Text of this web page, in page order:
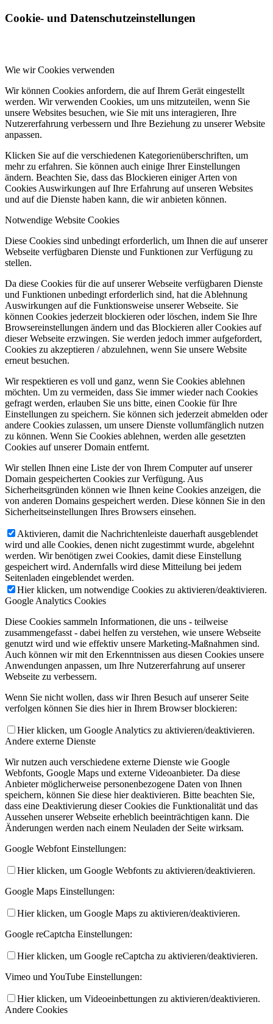
Cookie- und Datenschutzeinstellungen
Wie wir Cookies verwenden
Wir können Cookies anfordern, die auf Ihrem Gerät eingestellt
werden. Wir verwenden Cookies, um uns mitzuteilen, wenn Sie
unsere Websites besuchen, wie Sie mit uns interagieren, Ihre
Nutzererfahrung verbessern und Ihre Beziehung zu unserer Website
anpassen.
Klicken Sie auf die verschiedenen Kategorienüberschriften, um
mehr zu erfahren. Sie können auch einige Ihrer Einstellungen
ändern. Beachten Sie, dass das Blockieren einiger Arten von
Cookies Auswirkungen auf Ihre Erfahrung auf unseren Websites
und auf die Dienste haben kann, die wir anbieten können.
Notwendige Website Cookies
Diese Cookies sind unbedingt erforderlich, um Ihnen die auf unserer
Webseite verfügbaren Dienste und Funktionen zur Verfügung zu
stellen.
Da diese Cookies für die auf unserer Webseite verfügbaren Dienste
und Funktionen unbedingt erforderlich sind, hat die Ablehnung
Auswirkungen auf die Funktionsweise unserer Webseite. Sie
können Cookies jederzeit blockieren oder löschen, indem Sie Ihre
Browsereinstellungen ändern und das Blockieren aller Cookies auf
dieser Webseite erzwingen. Sie werden jedoch immer aufgefordert,
Cookies zu akzeptieren / abzulehnen, wenn Sie unsere Website
erneut besuchen.
Wir respektieren es voll und ganz, wenn Sie Cookies ablehnen
möchten. Um zu vermeiden, dass Sie immer wieder nach Cookies
gefragt werden, erlauben Sie uns bitte, einen Cookie für Ihre
Einstellungen zu speichern. Sie können sich jederzeit abmelden oder
andere Cookies zulassen, um unsere Dienste vollumfänglich nutzen
zu können. Wenn Sie Cookies ablehnen, werden alle gesetzten
Cookies auf unserer Domain entfernt.
Wir stellen Ihnen eine Liste der von Ihrem Computer auf unserer
Domain gespeicherten Cookies zur Verfügung. Aus
Sicherheitsgründen können wie Ihnen keine Cookies anzeigen, die
von anderen Domains gespeichert werden. Diese können Sie in den
Sicherheitseinstellungen Ihres Browsers einsehen.
Aktivieren, damit die Nachrichtenleiste dauerhaft ausgeblendet
wird und alle Cookies, denen nicht zugestimmt wurde, abgelehnt
werden. Wir benötigen zwei Cookies, damit diese Einstellung
gespeichert wird. Andernfalls wird diese Mitteilung bei jedem
Seitenladen eingeblendet werden.
Hier klicken, um notwendige Cookies zu aktivieren/deaktivieren.
Google Analytics Cookies
Diese Cookies sammeln Informationen, die uns - teilweise
zusammengefasst - dabei helfen zu verstehen, wie unsere Webseite
genutzt wird und wie effektiv unsere Marketing-Maßnahmen sind.
Auch können wir mit den Erkenntnissen aus diesen Cookies unsere
Anwendungen anpassen, um Ihre Nutzererfahrung auf unserer
Webseite zu verbessern.
Wenn Sie nicht wollen, dass wir Ihren Besuch auf unserer Seite
verfolgen können Sie dies hier in Ihrem Browser blockieren:
Hier klicken, um Google Analytics zu aktivieren/deaktivieren.
Andere externe Dienste
Wir nutzen auch verschiedene externe Dienste wie Google
Webfonts, Google Maps und externe Videoanbieter. Da diese
Anbieter möglicherweise personenbezogene Daten von Ihnen
speichern, können Sie diese hier deaktivieren. Bitte beachten Sie,
dass eine Deaktivierung dieser Cookies die Funktionalität und das
Aussehen unserer Webseite erheblich beeinträchtigen kann. Die
Änderungen werden nach einem Neuladen der Seite wirksam.
Google Webfont Einstellungen:
Hier klicken, um Google Webfonts zu aktivieren/deaktivieren.
Google Maps Einstellungen:
Hier klicken, um Google Maps zu aktivieren/deaktivieren.
Google reCaptcha Einstellungen:
Hier klicken, um Google reCaptcha zu aktivieren/deaktivieren.
Vimeo und YouTube Einstellungen:
Hier klicken, um Videoeinbettungen zu aktivieren/deaktivieren.
Andere Cookies